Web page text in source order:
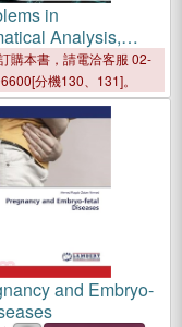
in
Analysis,
III
購本書，請電洽客服 02-
分機130、131]。
and Embryo-